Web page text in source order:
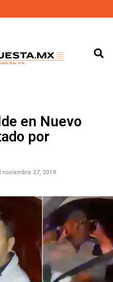
en Nuevo
por
noviembre 27, 2019